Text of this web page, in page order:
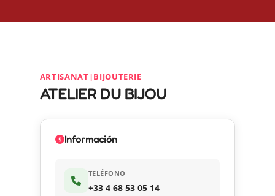
ARTISANAT|BIJOUTERIE
ATELIER DU BIJOU
Información
TELÉFONO
+33 4 68 53 05 14